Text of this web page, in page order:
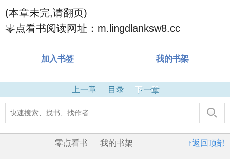
(本章未完,请翻页)
零点看书阅读网址：m.lingdlanksw8.cc
加入书签 我的书架
上一章 目录 下一章
↑返回顶部
零点看书 我的书架